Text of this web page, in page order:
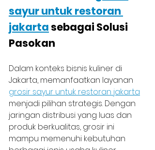
sayur untuk restoran
jakarta sebagai Solusi
Pasokan
Dalam konteks bisnis kuliner di
Jakarta, memanfaatkan layanan
grosir sayur untuk restoran jakarta
menjadi pilihan strategis. Dengan
jaringan distribusi yang luas dan
produk berkualitas, grosir ini
mampu memenuhi kebutuhan